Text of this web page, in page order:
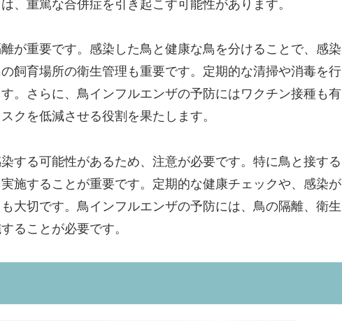
、重篤な合併症を引き起こす可能性があります。
が重要です。感染した鳥と健康な鳥を分けることで、感染
飼育場所の衛生管理も重要です。定期的な清掃や消毒を行
。さらに、鳥インフルエンザの予防にはワクチン接種も有
クを低減させる役割を果たします。
する可能性があるため、注意が必要です。特に鳥と接する
施することが重要です。定期的な健康チェックや、感染が
大切です。鳥インフルエンザの予防には、鳥の隔離、衛生
ることが必要です。